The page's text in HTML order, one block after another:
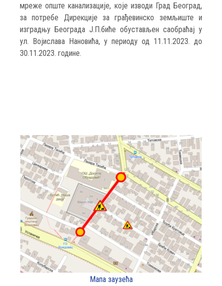
мреже опште канализације, које изводи Град Београд,
за потребе Дирекцијe за грађевинско земљиште и
изградњу Београда Ј.П.биће обустављен саобраћај у
ул. Војислава Нановића, у периоду од 11.11.2023. до
30.11.2023. године.
Мапа заузећа